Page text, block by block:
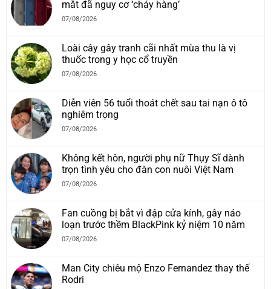
mắt đã nguy cơ ‘cháy hàng’
07/08/2026
Loài cây gây tranh cãi nhất mùa thu là vị
thuốc trong y học cổ truyền
07/08/2026
Diễn viên 56 tuổi thoát chết sau tai nạn ô tô
nghiêm trọng
07/08/2026
Không kết hôn, người phụ nữ Thụy Sĩ dành
trọn tình yêu cho đàn con nuôi Việt Nam
07/08/2026
Fan cuồng bị bắt vì đập cửa kính, gây náo
loạn trước thềm BlackPink kỷ niệm 10 năm
07/08/2026
Man City chiêu mộ Enzo Fernandez thay thế
Rodri